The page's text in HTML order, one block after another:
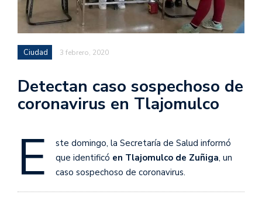
Ciudad 3 febrero, 2020
Detectan caso sospechoso de
coronavirus en Tlajomulco
E
ste domingo, la Secretaría de Salud informó
que identificó en Tlajomulco de Zuñiga, un
caso sospechoso de coronavirus.